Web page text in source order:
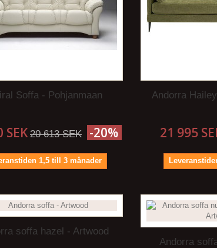
Soffa - Pohjanmaan
SEK 20 613 SEK -20%
1,5 till 3 månader
Andorra
21 995
soffa hazel - Artwood
Andorra